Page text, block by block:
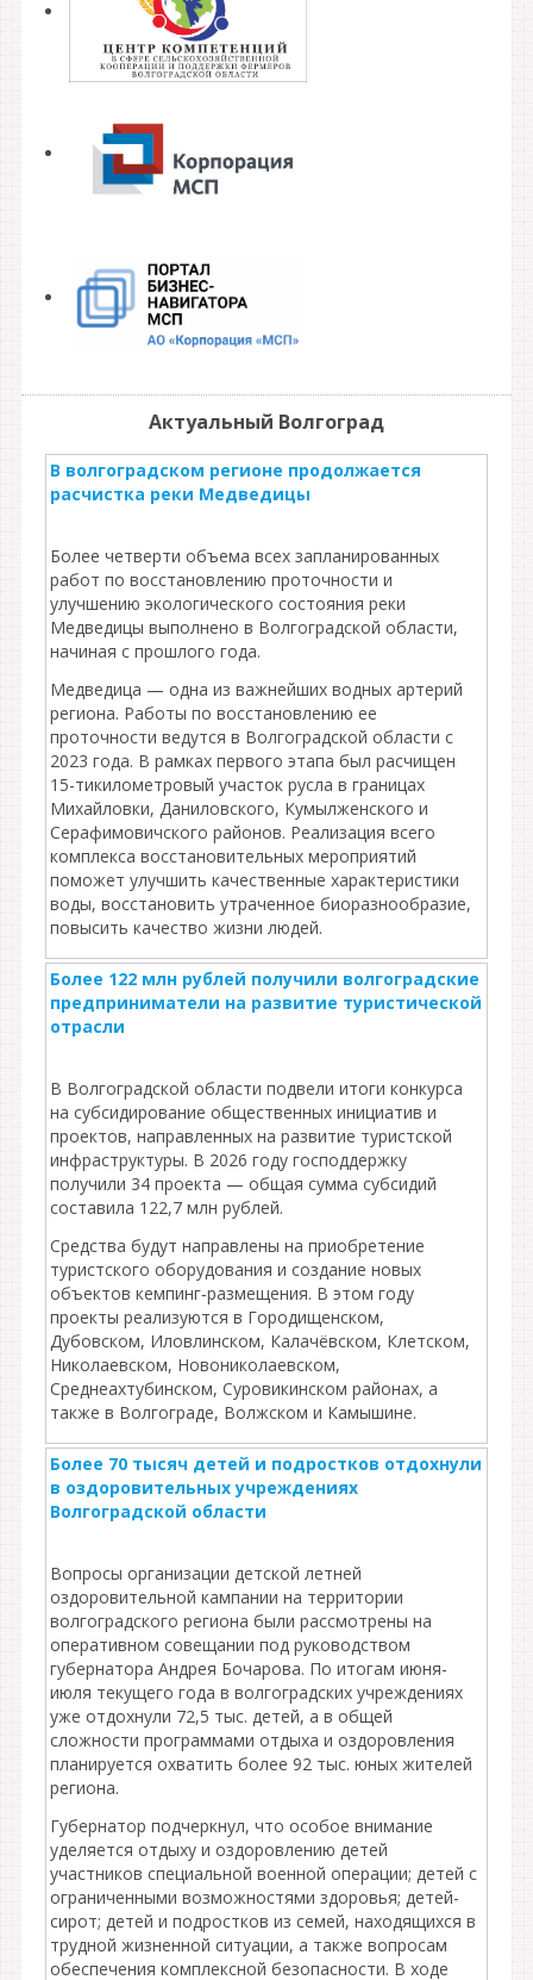
Актуальный Волгоград
В волгоградском регионе продолжается
расчистка реки Медведицы
Более четверти объема всех запланированных
работ по восстановлению проточности и
улучшению экологического состояния реки
Медведицы выполнено в Волгоградской области,
начиная с прошлого года.
Медведица — одна из важнейших водных артерий
региона. Работы по восстановлению ее
проточности ведутся в Волгоградской области с
2023 года. В рамках первого этапа был расчищен
15-тикилометровый участок русла в границах
Михайловки, Даниловского, Кумылженского и
Серафимовичского районов. Реализация всего
комплекса восстановительных мероприятий
поможет улучшить качественные характеристики
воды, восстановить утраченное биоразнообразие,
повысить качество жизни людей.
Более 122 млн рублей получили волгоградские
предприниматели на развитие туристической
отрасли
В Волгоградской области подвели итоги конкурса
на субсидирование общественных инициатив и
проектов, направленных на развитие туристской
инфраструктуры. В 2026 году господдержку
получили 34 проекта — общая сумма субсидий
составила 122,7 млн рублей.
Средства будут направлены на приобретение
туристского оборудования и создание новых
объектов кемпинг‑размещения. В этом году
проекты реализуются в Городищенском,
Дубовском, Иловлинском, Калачёвском, Клетском,
Николаевском, Новониколаевском,
Среднеахтубинском, Суровикинском районах, а
также в Волгограде, Волжском и Камышине.
Более 70 тысяч детей и подростков отдохнули
в оздоровительных учреждениях
Волгоградской области
Вопросы организации детской летней
оздоровительной кампании на территории
волгоградского региона были рассмотрены на
оперативном совещании под руководством
губернатора Андрея Бочарова. По итогам июня-
июля текущего года в волгоградских учреждениях
уже отдохнули 72,5 тыс. детей, а в общей
сложности программами отдыха и оздоровления
планируется охватить более 92 тыс. юных жителей
региона.
Губернатор подчеркнул, что особое внимание
уделяется отдыху и оздоровлению детей
участников специальной военной операции; детей с
ограниченными возможностями здоровья; детей-
сирот; детей и подростков из семей, находящихся в
трудной жизненной ситуации, а также вопросам
обеспечения комплексной безопасности. В ходе